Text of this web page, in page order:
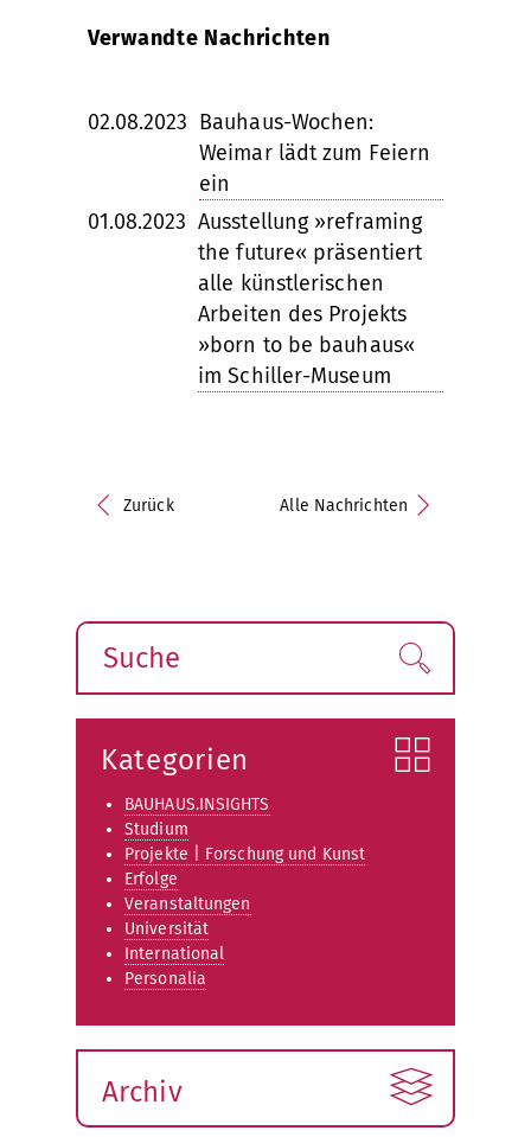
Verwandte Nachrichten
02.08.2023 Bauhaus-Wochen:
Weimar lädt zum Feiern
ein
01.08.2023 Ausstellung »reframing
the future« präsentiert
alle künstlerischen
Arbeiten des Projekts
»born to be bauhaus«
im Schiller-Museum
Zurück Alle Nachrichten
Suche Finden!
Kategorien
BAUHAUS.INSIGHTS
Studium
Projekte | Forschung und Kunst
Erfolge
Veranstaltungen
Universität
International
Personalia
Archiv